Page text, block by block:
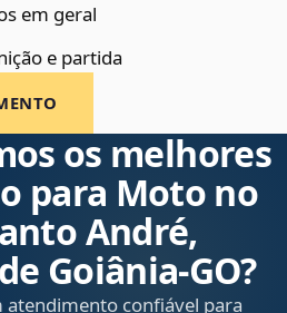
em geral
e partida
os melhores
para Moto no
André,
Goiânia‑GO?
atendimento confiável para